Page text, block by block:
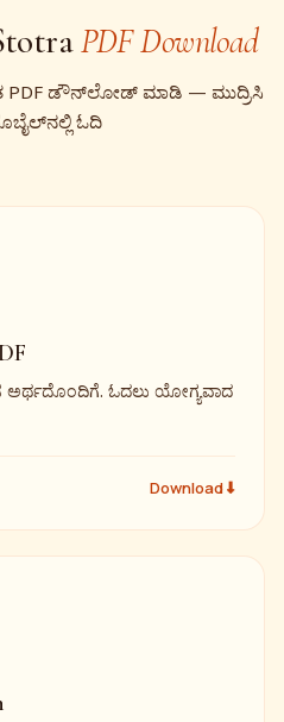
PDF Download
PDF ಡೌನ್‌ಲೋಡ್ ಮಾಡಿ — ಮುದ್ರಿಸಿ
ಓದಿ
ಅರ್ಥದೊಂದಿಗೆ. ಓದಲು ಯೋಗ್ಯವಾದ
Download ⬇